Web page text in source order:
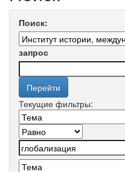
Поиск:
запрос
Текущие фильтры: